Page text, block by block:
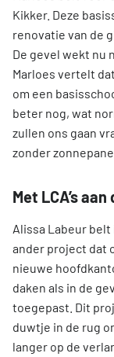
Kikker. Deze
renovatie van de
De gevel wekt nu
Marloes vertelt
om een
beter nog, wat
zullen ons gaan
zonder
Met LCA’s
Alissa Labeur
ander project dat
nieuwe
daken als in de
toegepast. Dit
duwtje in de rug
langer op de